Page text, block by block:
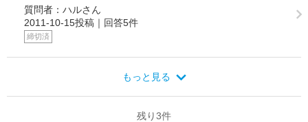
質問者：ハルさん
2011-10-15投稿｜回答5件
締切済
もっと見る
残り3件